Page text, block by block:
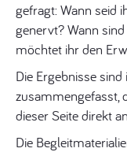
gefragt: Wann seid
genervt? Wann
möchtet ihr den
Die Ergebnisse
zusammengefasst,
dieser Seite direkt
Die